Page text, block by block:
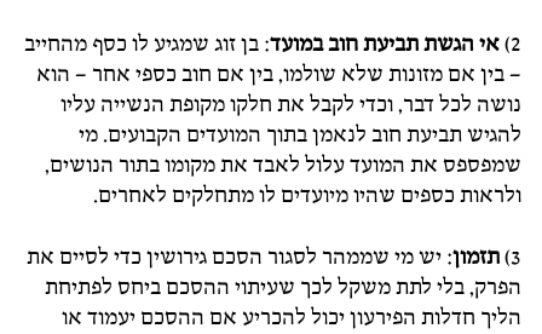
2) אי הגשת תביעת חוב במועד: בן זוג שמגיע לו כסף מהחייב
– בין אם מזונות שלא שולמו, בין אם חוב כספי אחר – הוא
נושה לכל דבר, וכדי לקבל את חלקו מקופת הנשייה עליו
להגיש תביעת חוב לנאמן בתוך המועדים הקבועים. מי
שמפספס את המועד עלול לאבד את מקומו בתור הנושים,
ולראות כספים שהיו מיועדים לו מתחלקים לאחרים.
3) תזמון: יש מי שממהר לסגור הסכם גירושין כדי לסיים את
הפרק, בלי לתת משקל לכך שעיתוי ההסכם ביחס לפתיחת
הליך חדלות הפירעון יכול להכריע אם ההסכם יעמוד או